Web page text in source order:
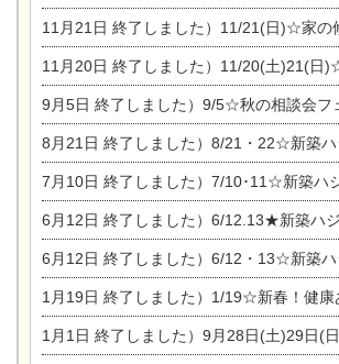
11月21日 終了しました）11/21(日)☆家の修理相談会開催 in
11月20日 終了しました）11/20(土)21(日)☆いちのみや逸品市に出店しま
9月5日 終了しました）9/5☆秋の相談会フェ
8月21日 終了しました）8/21・22☆新築ハジメテさん相談会 『集まれ！
7月10日 終了しました）7/10･11☆新築ハジメテさん相談会 『集まれ！農地に家
6月12日 終了しました）6/12.13★新築ハジメテさん 『木の
6月12日 終了しました）6/12・13☆新築ハジメテさん相談会『今ある土地
1月19日 終了しました）1/19☆新春！健康あったかまつり＆増
1月1日 終了しました）9月28日(土)29日(日) 家の解